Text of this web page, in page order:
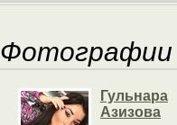
Фотографии
Гульнара
Азизова